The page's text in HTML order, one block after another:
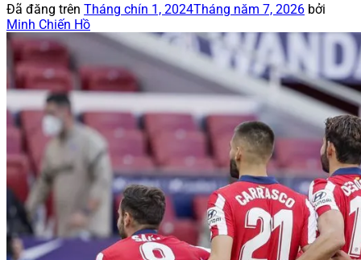
Đã đăng trên Tháng chín 1, 2024Tháng năm 7, 2026 bởi
Minh Chiến Hồ